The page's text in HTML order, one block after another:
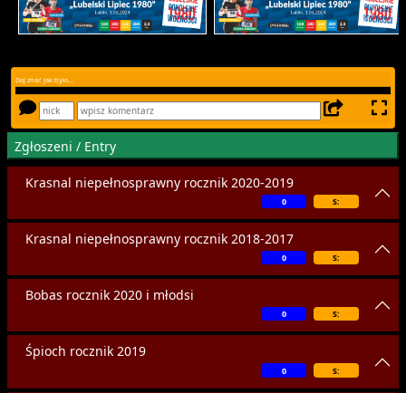
Daj znać jak było...
Zgłoszeni / Entry
Krasnal niepełnosprawny rocznik 2020-2019
S:
0
Krasnal niepełnosprawny rocznik 2018-2017
S:
0
Bobas rocznik 2020 i młodsi
S:
0
Śpioch rocznik 2019
S:
0